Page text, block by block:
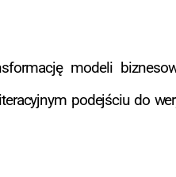
modeli
podejściu do